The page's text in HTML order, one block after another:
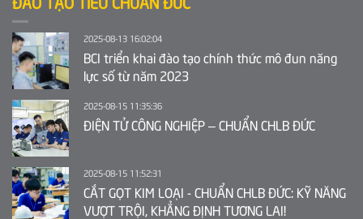
2025-08-13 16:02:04
BCI triển khai đào tạo chính thức mô đun năng
lực số từ năm 2023
2025-08-15 11:35:36
ĐIỆN TỬ CÔNG NGHIỆP – CHUẨN CHLB ĐỨC
2025-08-15 11:52:31
CẮT GỌT KIM LOẠI - CHUẨN CHLB ĐỨC: KỸ NĂNG
VƯỢT TRỘI, KHẲNG ĐỊNH TƯƠNG LAI!